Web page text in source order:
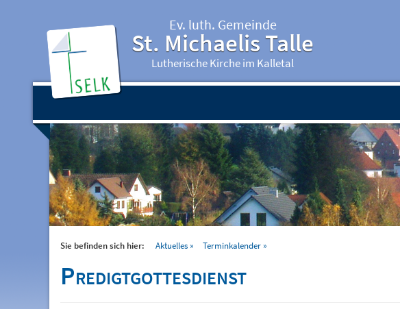
Ev. luth. Gemeinde
St. Michaelis Talle
Lutherische Kirche im Kalletal
Sie befinden sich hier: Aktuelles Terminkalender
Predigtgottesdienst